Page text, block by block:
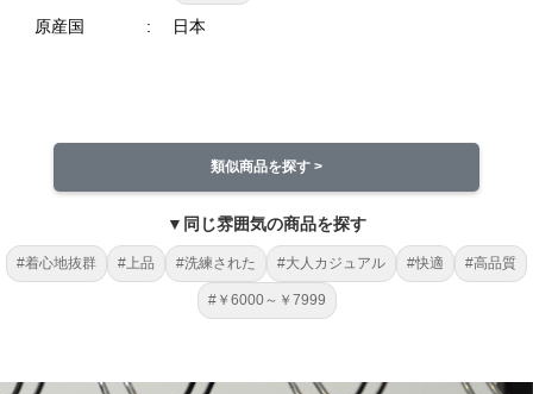
原産国 日本
類似商品を探す >
▼同じ雰囲気の商品を探す
#着心地抜群 #上品 #洗練された #大人カジュアル #快適 #高品質
#￥6000～￥7999